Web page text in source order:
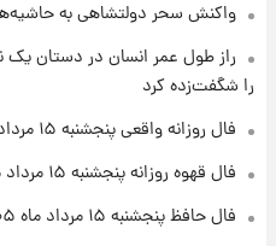
فال قهوه روزانه
فال روزانه واقعی
واکنش سحر دولتشاهی به
را شگفت‌زده کرد
فال روزانه واقعی پنجشنبه ۱۵ مرداد ۱۴۰۵
فال قهوه روزانه پنجشنبه ۱۵ مرداد ماه ۱۴۰۵
فال حافظ پنجشنبه ۱۵ مرداد ماه ۱۴۰۵